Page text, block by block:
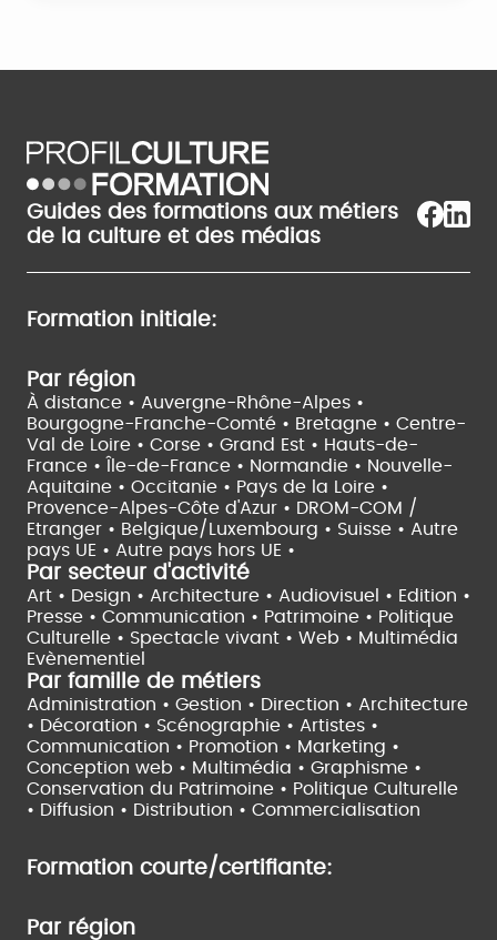
Guides des formations aux métiers
de la culture et des médias
Formation initiale:
Par région
À distance • Auvergne-Rhône-Alpes •
Bourgogne-Franche-Comté • Bretagne • Centre-
Val de Loire • Corse • Grand Est • Hauts-de-
France • Île-de-France • Normandie • Nouvelle-
Aquitaine • Occitanie • Pays de la Loire •
Provence-Alpes-Côte d'Azur • DROM-COM /
Etranger • Belgique/Luxembourg • Suisse • Autre
pays UE • Autre pays hors UE •
Par secteur d'activité
Art • Design • Architecture • Audiovisuel • Edition •
Presse • Communication • Patrimoine • Politique
Culturelle • Spectacle vivant • Web • Multimédia
Evènementiel
Par famille de métiers
Administration • Gestion • Direction • Architecture
• Décoration • Scénographie • Artistes •
Communication • Promotion • Marketing •
Conception web • Multimédia • Graphisme •
Conservation du Patrimoine • Politique Culturelle
• Diffusion • Distribution • Commercialisation
Formation courte/certifiante:
Par région